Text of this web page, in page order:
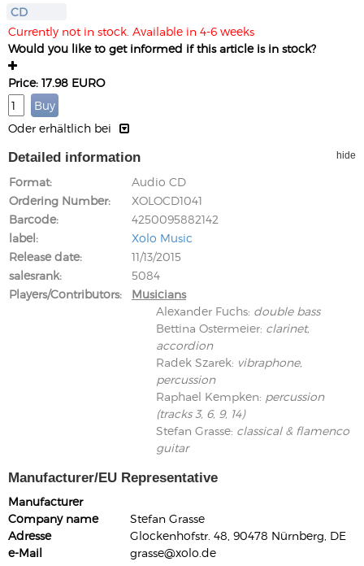
CD
Currently not in stock. Available in 4-6 weeks
Would you like to get informed if this article is in stock?
Price: 17.98 EURO
Oder erhältlich bei
Detailed information hide
Format
Audio CD
Ordering Number
XOLOCD1041
Barcode
4250095882142
label
Xolo Music
Release date
11/13/2015
salesrank
5084
Players/Contributors
Musicians
Alexander Fuchs: double bass
Bettina Ostermeier: clarinet,
accordion
Radek Szarek: vibraphone,
percussion
Raphael Kempken: percussion
(tracks 3, 6, 9, 14)
Stefan Grasse: classical & flamenco
guitar
Manufacturer/EU Representative
Manufacturer
Company name
Stefan Grasse
Adresse
Glockenhofstr. 48, 90478 Nürnberg, DE
e-Mail
grasse@xolo.de